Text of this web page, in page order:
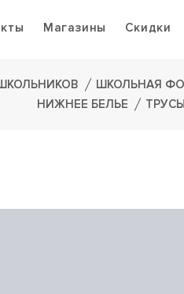
Магазины Скидки
ШКОЛЬНАЯ
НИЖНЕЕ БЕЛЬЕ
ТРУСЫ